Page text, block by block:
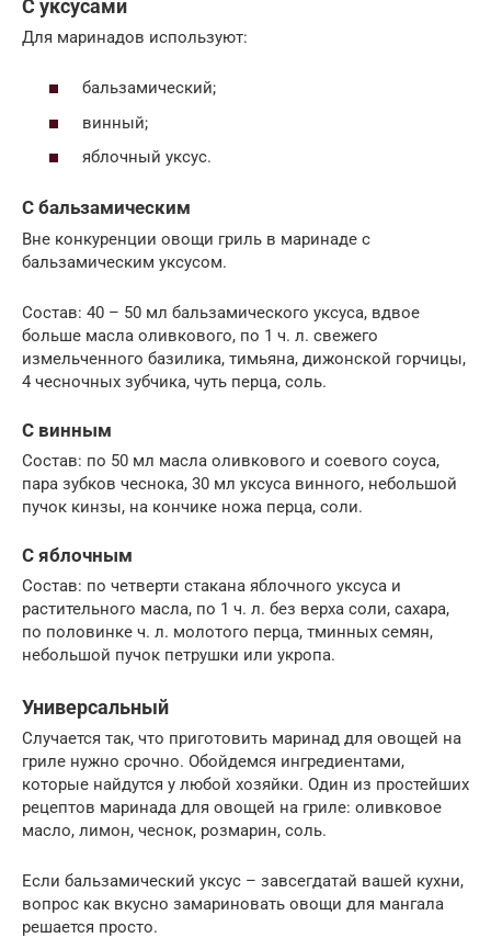
С уксусами
Для маринадов используют:
бальзамический;
винный;
яблочный уксус.
С бальзамическим
Вне конкуренции овощи гриль в маринаде с
бальзамическим уксусом.
Состав: 40 – 50 мл бальзамического уксуса, вдвое
больше масла оливкового, по 1 ч. л. свежего
измельченного базилика, тимьяна, дижонской горчицы,
4 чесночных зубчика, чуть перца, соль.
С винным
Состав: по 50 мл масла оливкового и соевого соуса,
пара зубков чеснока, 30 мл уксуса винного, небольшой
пучок кинзы, на кончике ножа перца, соли.
С яблочным
Состав: по четверти стакана яблочного уксуса и
растительного масла, по 1 ч. л. без верха соли, сахара,
по половинке ч. л. молотого перца, тминных семян,
небольшой пучок петрушки или укропа.
Универсальный
Случается так, что приготовить маринад для овощей на
гриле нужно срочно. Обойдемся ингредиентами,
которые найдутся у любой хозяйки. Один из простейших
рецептов маринада для овощей на гриле: оливковое
масло, лимон, чеснок, розмарин, соль.
Если бальзамический уксус – завсегдатай вашей кухни,
вопрос как вкусно замариновать овощи для мангала
решается просто.